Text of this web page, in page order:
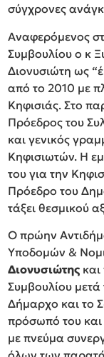
σύγχρονες
Αναφερόμενος
Συμβουλίου ο κ
Διονυσιώτη ως
από το 2010 με
Κηφισιάς. Στο
Πρόεδρος του
και γενικός
Κηφισιωτών. Η
του για την
Πρόεδρο του
τάξει θεσμικού
Ο πρώην
Υποδομών &
Διονυσιώτης
Συμβουλίου μετά
Δήμαρχο και το
πρόσωπό του και
με πνεύμα